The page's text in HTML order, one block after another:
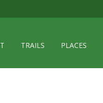
TRAILS
PLACES